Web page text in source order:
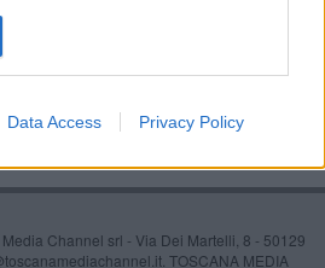
Data Access Privacy Policy
riaprono il museo Consortini
Channel srl - Via Dei Martelli, 8 - 50129
TOSCANA MEDIA